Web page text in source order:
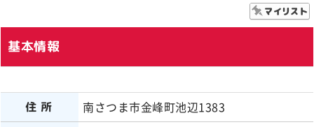
基本情報
住所 南さつま市金峰町池辺1383